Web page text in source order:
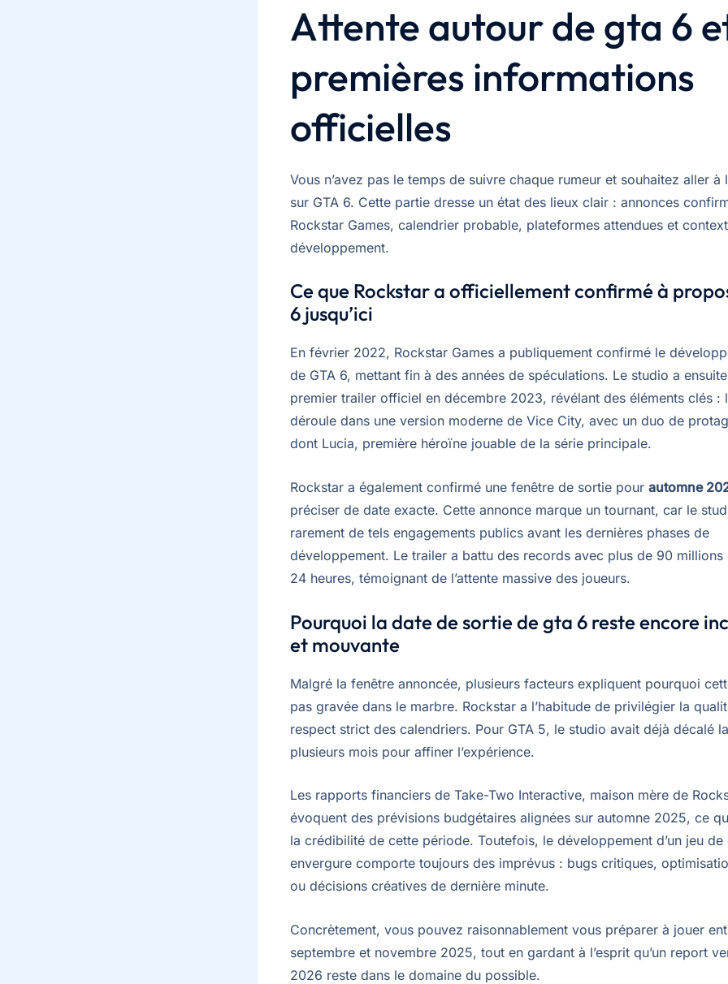
Attente autour de gta 6
premières informations
officielles
Vous n’avez pas le temps de suivre chaque rumeur et souhaitez aller à
sur GTA 6. Cette partie dresse un état des lieux clair : annonces
Rockstar Games, calendrier probable, plateformes attendues et
développement.
Ce que Rockstar a officiellement confirmé à
6 jusqu’ici
En février 2022, Rockstar Games a publiquement confirmé le
de GTA 6, mettant fin à des années de spéculations. Le studio a
premier trailer officiel en décembre 2023, révélant des éléments clés :
déroule dans une version moderne de Vice City, avec un duo de
dont Lucia, première héroïne jouable de la série principale.
Rockstar a également confirmé une fenêtre de sortie pour automne
préciser de date exacte. Cette annonce marque un tournant, car le
rarement de tels engagements publics avant les dernières phases de
développement. Le trailer a battu des records avec plus de 90 millions
24 heures, témoignant de l’attente massive des joueurs.
Pourquoi la date de sortie de gta 6 reste encore
et mouvante
Malgré la fenêtre annoncée, plusieurs facteurs expliquent pourquoi
pas gravée dans le marbre. Rockstar a l’habitude de privilégier la
respect strict des calendriers. Pour GTA 5, le studio avait déjà décalé
plusieurs mois pour affiner l’expérience.
Les rapports financiers de Take-Two Interactive, maison mère de
évoquent des prévisions budgétaires alignées sur automne 2025, ce
la crédibilité de cette période. Toutefois, le développement d’un jeu de
envergure comporte toujours des imprévus : bugs critiques,
ou décisions créatives de dernière minute.
Concrètement, vous pouvez raisonnablement vous préparer à jouer
septembre et novembre 2025, tout en gardant à l’esprit qu’un report
2026 reste dans le domaine du possible.